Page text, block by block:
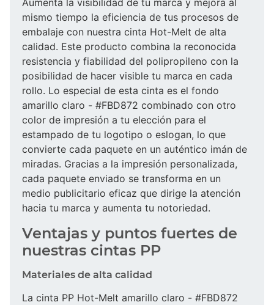
mismo tiempo la eficiencia de tus procesos de
embalaje con nuestra cinta Hot-Melt de alta
calidad. Este producto combina la reconocida
resistencia y fiabilidad del polipropileno con la
posibilidad de hacer visible tu marca en cada
rollo. Lo especial de esta cinta es el fondo
amarillo claro - #FBD872 combinado con otro
color de impresión a tu elección para el
estampado de tu logotipo o eslogan, lo que
convierte cada paquete en un auténtico imán de
miradas. Gracias a la impresión personalizada,
cada paquete enviado se transforma en un
medio publicitario eficaz que dirige la atención
hacia tu marca y aumenta tu notoriedad.
Ventajas y puntos fuertes de
nuestras cintas PP
Materiales de alta calidad
La cinta PP Hot-Melt amarillo claro - #FBD872